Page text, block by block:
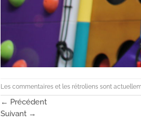
Les commentaires et les rétroliens sont
← Précédent
Suivant →